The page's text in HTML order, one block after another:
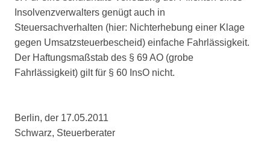
Insolvenzverwalters genügt auch in
Steuersachverhalten (hier: Nichterhebung einer Klage
gegen Umsatzsteuerbescheid) einfache Fahrlässigkeit.
Der Haftungsmaßstab des § 69 AO (grobe
Fahrlässigkeit) gilt für § 60 InsO nicht.
Berlin, der 17.05.2011
Schwarz, Steuerberater